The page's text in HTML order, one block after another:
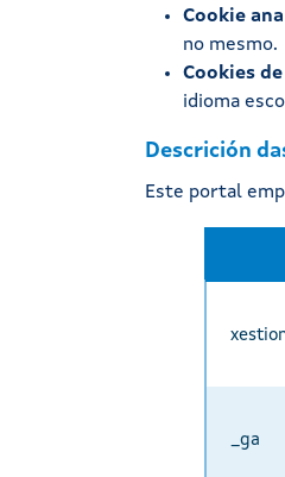
Cookie
no mesmo.
Cookies
idioma
Descrición
Este portal
_ga